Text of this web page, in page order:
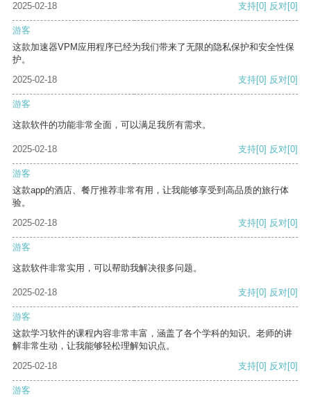
2025-02-18
支持[0] 反对[0]
游客
这款加速器VPM应用程序已经为我们带来了无限的隐私保护和安全性保
护。
2025-02-18
支持[0] 反对[0]
游客
这款软件的功能非常全面，可以满足我所有需求。
2025-02-18 支持[0] 反对[0]
游客
这款app的酒店、餐厅推荐非常有用，让我能够享受到高品质的旅行体
验。
2025-02-18
支持[0] 反对[0]
游客
这款软件非常实用，可以帮助我解决很多问题。
2025-02-18 支持[0] 反对[0]
游客
这款学习软件的课程内容非常丰富，涵盖了各个学科的知识。老师的讲
解非常生动，让我能够轻松理解知识点。
2025-02-18
支持[0] 反对[0]
游客